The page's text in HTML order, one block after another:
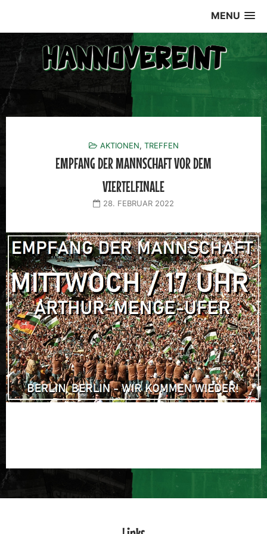
MENU
AKTIONEN, TREFFEN
EMPFANG DER MANNSCHAFT VOR DEM
VIERTELFINALE
28. FEBRUAR 2022